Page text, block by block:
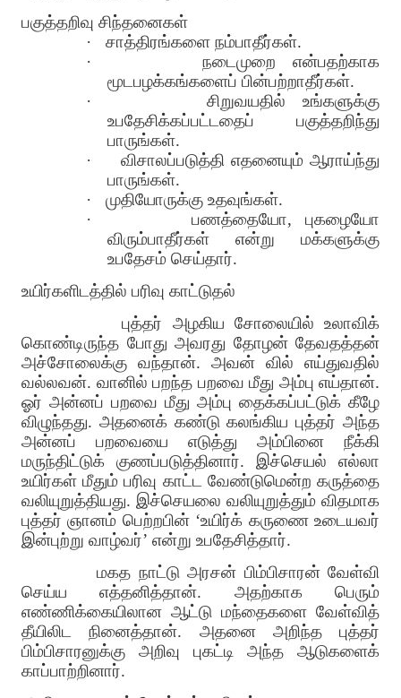
பகுத்தறிவு சிந்தனைகள்
·
சாத்திரங்களை நம்பாதீர்கள்.
·
நடைமுறை என்பதற்காக
மூடபழக்கங்களைப் பின்பற்றாதீர்கள்.
·
சிறுவயதில் உங்களுக்கு
உபதேசிக்கப்பட்டதைப் பகுத்தறிந்து
பாருங்கள்.
·
விசாலப்படுத்தி எதனையும் ஆராய்ந்து
பாருங்கள்.
·
முதியோருக்கு உதவுங்கள்.
·
பணத்தையோ,புகழையோ
விரும்பாதீர்கள் என்று மக்களுக்கு
உபதேசம் செய்தார்.
உயிர்களிடத்தில் பரிவு காட்டுதல்
புத்தர் அழகிய சோலையில் உலாவிக்
கொண்டிருந்த போது அவரது தோழன் தேவதத்தன்
அச்சோலைக்கு வந்தான். அவன் வில் எய்துவதில்
வல்லவன். வானில் பறந்த பறவை மீது அம்பு எய்தான்.
ஓர் அன்னப் பறவை மீது அம்பு தைக்கப்பட்டுக் கீழே
விழுந்தது. அதனைக் கண்டு கலங்கிய புத்தர் அந்த
அன்னப் பறவையை எடுத்து அம்பினை நீக்கி
மருந்திட்டுக் குணப்படுத்தினார். இச்செயல் எல்லா
உயிர்கள் மீதும் பரிவு காட்ட வேண்டுமென்ற கருத்தை
வலியுறுத்தியது. இச்செயலை வலியுறுத்தும் விதமாக
புத்தர் ஞானம் பெற்றபின் ‘உயிர்க் கருணை உடையவர்
இன்புற்று வாழ்வர்’ என்று உபதேசித்தார்.
மகத நாட்டு அரசன் பிம்பிசாரன் வேள்வி
செய்ய எத்தனித்தான். அதற்காக பெரும்
எண்ணிக்கையிலான ஆட்டு மந்தைகளை வேள்வித்
தீயிலிட நினைத்தான். அதனை அறிந்த புத்தர்
பிம்பிசாரனுக்கு அறிவு புகட்டி அந்த ஆடுகளைக்
காப்பாற்றினார்.